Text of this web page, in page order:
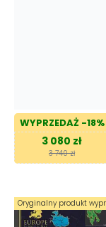
WYPRZEDAŻ -18%
3 080 zł
3 740 zł
Oryginalny produkt